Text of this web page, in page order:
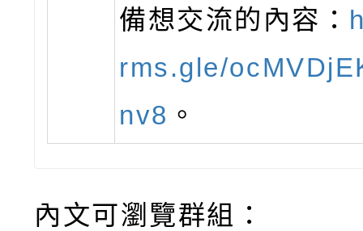
備想交流的內容：
rms.gle/
nv8 。
內文可瀏覽群組：